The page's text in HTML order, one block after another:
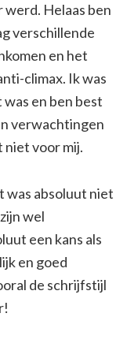
Helaas ben
verschillende
en het
climax. Ik was
en ben best
verwachtingen
niet voor mij.
was absoluut niet
wel
een kans als
en goed
de schrijfstijl